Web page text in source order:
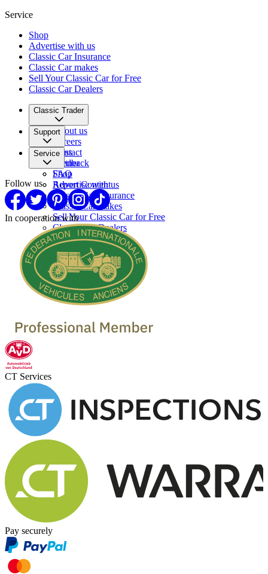
Service
Shop
Advertise with us
Classic Car Insurance
Classic Car makes
Sell Your Classic Car for Free
Classic Car Dealers
Classic Trader
About us
Careers
Press
Partner
Support
Contact
Feedback
FAQ
Report Content
Service
Shop
Advertise with us
Classic Car Insurance
Classic Car makes
Sell Your Classic Car for Free
Classic Car Dealers
Follow us
In cooperation with
CT Services
Pay securely